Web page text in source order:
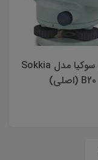
ترازیاب سوکیا مدل Sokkia
B20 (اصلی)